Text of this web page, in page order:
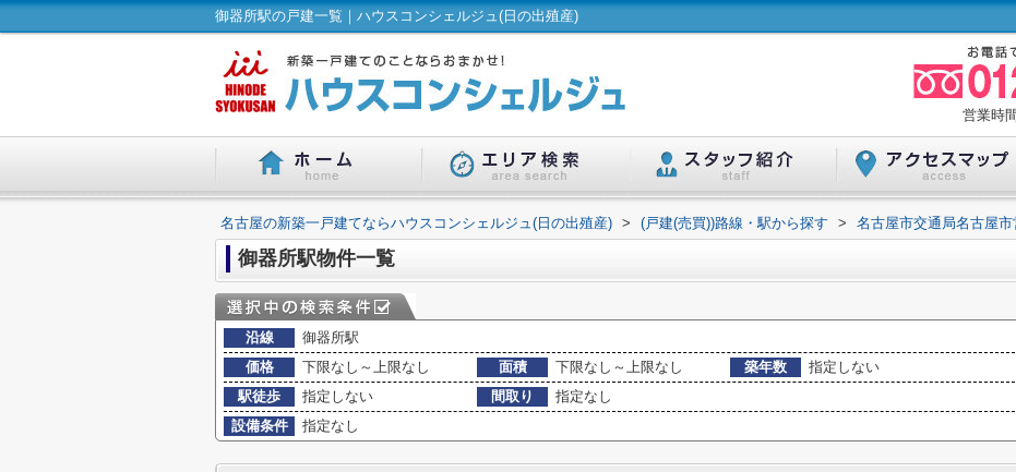
御器所駅の戸建一覧｜ハウスコンシェルジュ(日の出殖産)
営業時
名古屋の新築一戸建てならハウスコンシェルジュ(日の出殖産) > (戸建(売買))路線・駅から探す > 名古屋市交通局名古屋市
御器所駅物件一覧
沿線
御器所駅
価格
下限なし～上限なし 面積 下限なし～上限なし 築年数
指定しない
駅徒歩
指定しない 間取り
指定なし
設備条件
指定なし